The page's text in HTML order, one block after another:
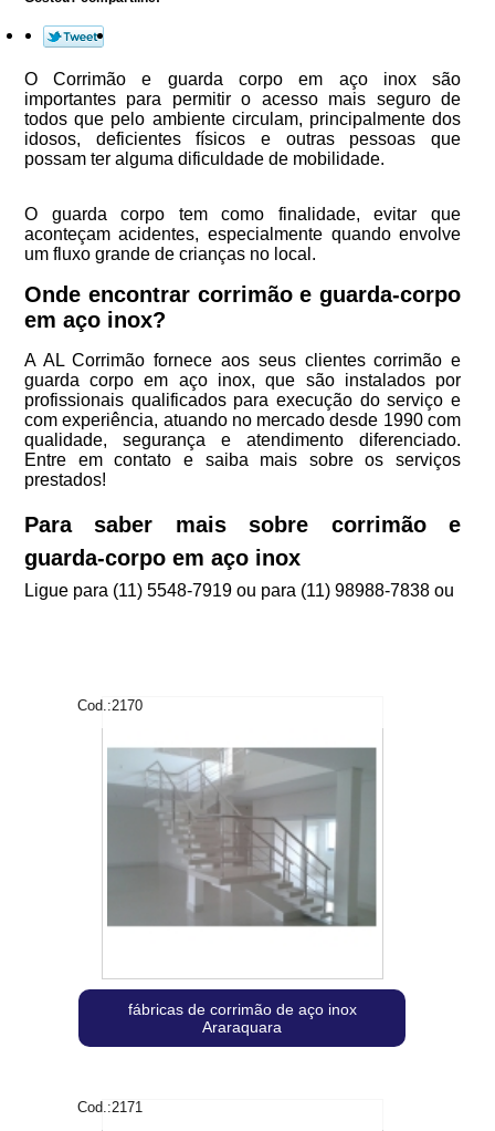
O Corrimão e guarda corpo em aço inox são
importantes para permitir o acesso mais seguro de
todos que pelo ambiente circulam, principalmente dos
idosos, deficientes físicos e outras pessoas que
possam ter alguma dificuldade de mobilidade.
O guarda corpo tem como finalidade, evitar que
aconteçam acidentes, especialmente quando envolve
um fluxo grande de crianças no local.
Onde encontrar corrimão e guarda-corpo
em aço inox?
A AL Corrimão fornece aos seus clientes corrimão e
guarda corpo em aço inox, que são instalados por
profissionais qualificados para execução do serviço e
com experiência, atuando no mercado desde 1990 com
qualidade, segurança e atendimento diferenciado.
Entre em contato e saiba mais sobre os serviços
prestados!
Para saber mais sobre corrimão e
guarda-corpo em aço inox
Ligue para (11) 5548-7919ou para (11) 98988-7838ou
Cod.:2170
fábricas de corrimão de aço inox
Araraquara
Cod.:2171